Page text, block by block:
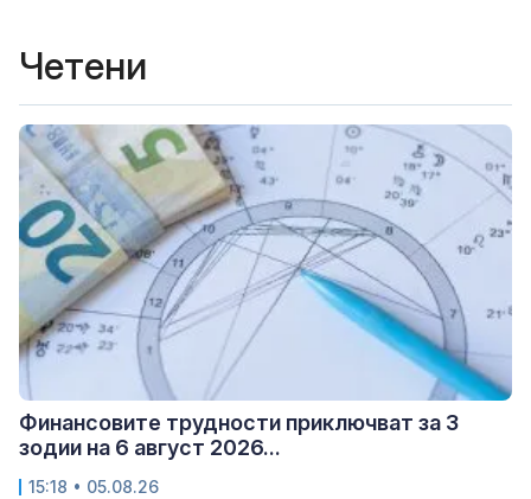
Четени
Финансовите трудности приключват за 3
зодии на 6 август 2026...
15:18 • 05.08.26